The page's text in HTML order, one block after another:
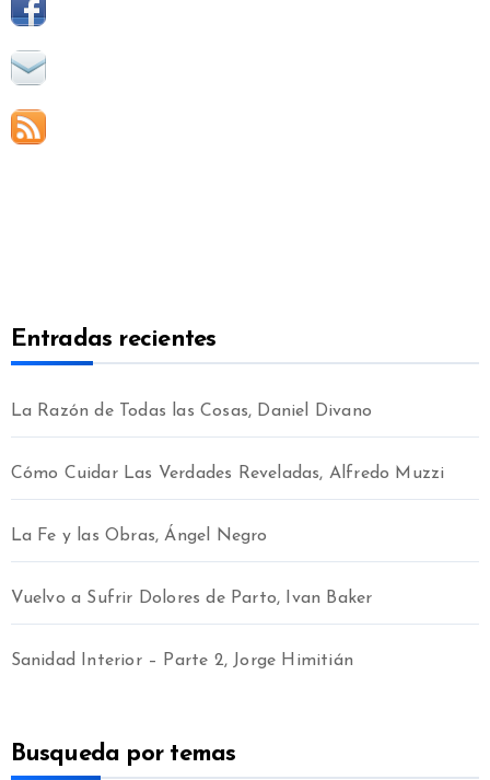
Entradas recientes
La Razón de Todas las Cosas, Daniel Divano
Cómo Cuidar Las Verdades Reveladas, Alfredo Muzzi
La Fe y las Obras, Ángel Negro
Vuelvo a Sufrir Dolores de Parto, Ivan Baker
Sanidad Interior – Parte 2, Jorge Himitián
Busqueda por temas